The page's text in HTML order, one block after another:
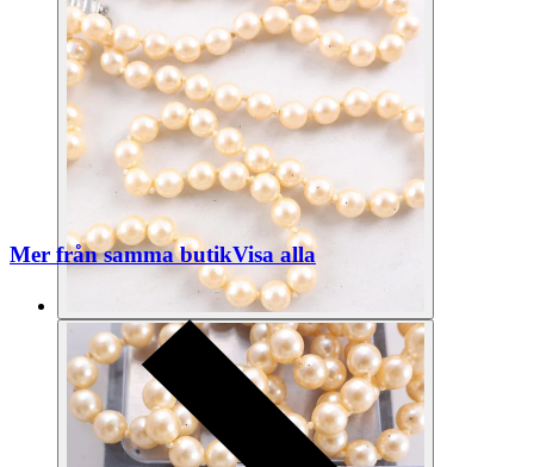
Mer från samma butikVisa alla